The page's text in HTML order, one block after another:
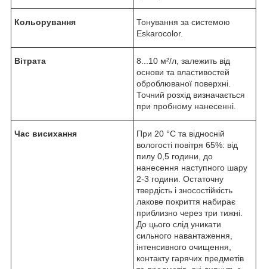
Кольорування
Тонування за системою
Eskarocolor.
Вітрата
8...10 м²/л, залежить від
основи та властивостей
оброблюваної поверхні.
Точний розхід визначається
при пробному нанесенні.
Час висихання
При 20 °С та відносній
вологості повітря 65%: від
пилу 0,5 години, до
нанесення наступного шару
2-3 години. Остаточну
твердість і зносостійкість
лакове покриття набирає
приблизно через три тижні.
До цього слід уникати
сильного навантаження,
інтенсивного очищення,
контакту гарячих предметів